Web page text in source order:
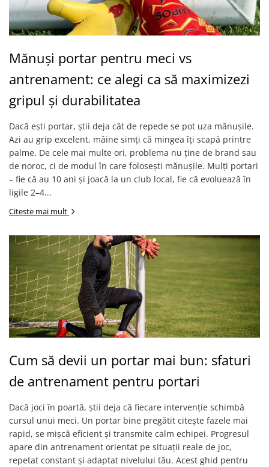
Mănuși portar pentru meci vs
antrenament: ce alegi ca să maximizezi
gripul și durabilitatea
Dacă ești portar, știi deja cât de repede se pot uza mănușile.
Azi au grip excelent, mâine simți că mingea îți scapă printre
palme. De cele mai multe ori, problema nu ține de brand sau
de noroc, ci de modul în care folosești mănușile. Mulți portari
– fie că au 10 ani și joacă la un club local, fie că evoluează în
ligile 2–4...
Citeste mai mult
Cum să devii un portar mai bun: sfaturi
de antrenament pentru portari
Dacă joci în poartă, știi deja că fiecare intervenție schimbă
cursul unui meci. Un portar bine pregătit citește fazele mai
rapid, se mișcă eficient și transmite calm echipei. Progresul
apare din antrenament orientat pe situații reale de joc,
repetat constant și adaptat nivelului tău. Acest ghid pentru